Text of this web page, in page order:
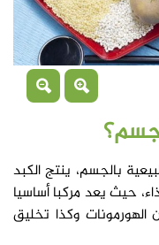
بالجسم، ينتج الكبد
حيث يعد مركبا أساسيا
الهورمونات وكذا تخليق